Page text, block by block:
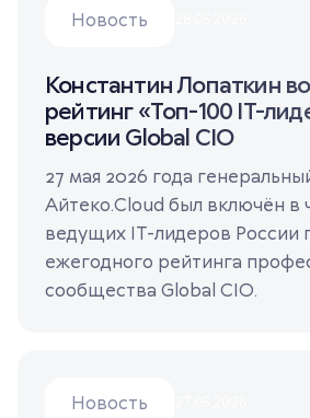
Новость
Константин Лопаткин
рейтинг «Топ-100 IT-
версии Global CIO
27 мая 2026 года
Айтеко.Cloud был включён в
ведущих IT-лидеров России
ежегодного рейтинга
сообщества Global CIO.
Новость